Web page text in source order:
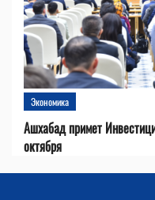
Экономика
Ашхабад примет
октября